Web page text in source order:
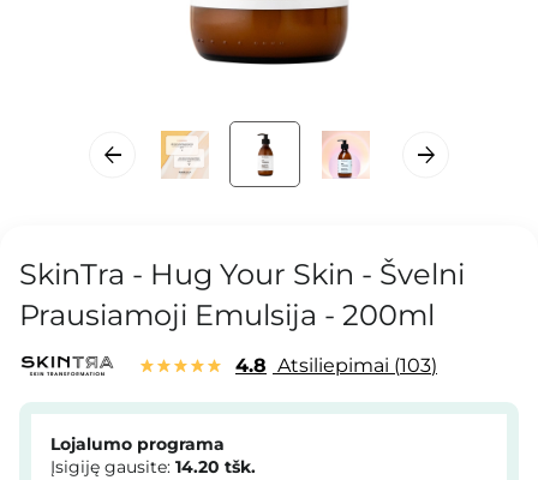
SkinTra - Hug Your Skin - Švelni
Prausiamoji Emulsija - 200ml
4.8 Atsiliepimai 103
Lojalumo programa
Įsigiję gausite: 14.20 tšk.